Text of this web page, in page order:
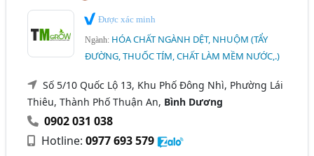
Được xác minh
Ngành: HÓA CHẤT NGÀNH DỆT, NHUỘM (TẨY
ĐƯỜNG, THUỐC TÍM, CHẤT LÀM MỀM NƯỚC,.)
Số 5/10 Quốc Lộ 13, Khu Phố Đông Nhì, Phường Lái
Thiêu, Thành Phố Thuận An, Bình Dương
0902 031 038
Hotline:0977 693 579